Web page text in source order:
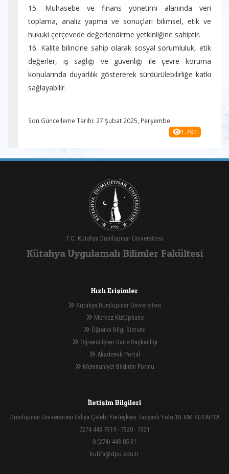
15. Muhasebe ve finans yönetimi alanında veri
toplama, analiz yapma ve sonuçları bilimsel, etik ve
hukuki çerçevede değerlendirme yetkinliğine sahiptir.
16. Kalite bilincine sahip olarak sosyal sorumluluk, etik
değerler, iş sağlığı ve güvenliği ile çevre koruma
konularında duyarlılık göstererek sürdürülebilirliğe katkı
sağlayabilir.
Son Güncelleme Tarihi: 27 Şubat 2025, Perşembe
1.494
T.C. Kütahya Dumlupınar Üniversitesi
Kütahya Uygulamalı Bilimler Fakültesi
Hızlı Erişimler
Kütahya Dumlupınar Üniversitesi
Merkez Kütüphane
Öğrenci Bilgi Sistemi
Öğrenci İşleri Daire Başkanlığı
Akademik Portal
Memnuniyet Bildirim Formu
İletişim Bilgileri
Dumlupınar Üniversitesi Evliya Çelebi Yerleşkesi Tavşanlı Yolu 10. KM KÜTAHYA
0274 443 7319 - 7320 - 7321
0 (274) 443 05 31
kubfa@dpu.edu.tr